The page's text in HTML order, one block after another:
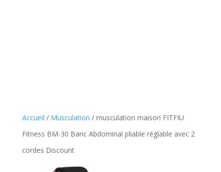
Accueil / Musculation / musculation maison FITFIU
Fitness BM-30 Banc Abdominal pliable réglable avec 2
cordes Discount